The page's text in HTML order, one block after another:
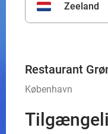
Zeeland
Restaurant
København